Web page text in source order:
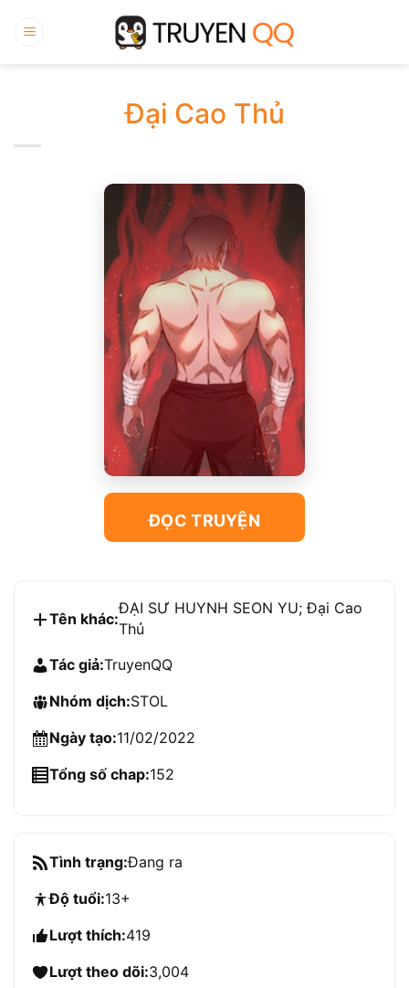
qua
Đại Cao Thủ
ĐỌC TRUYỆN
Tên khác:
ĐẠI SƯ HUYNH SEON YU; Đại Cao
Thủ
Tác giả:TruyenQQ
Nhóm dịch:STOL
Ngày tạo:11/02/2022
Tổng số chap:152
Tình trạng:Đang ra
Độ tuổi:13+
Lượt thích:419
Lượt theo dõi:3,004